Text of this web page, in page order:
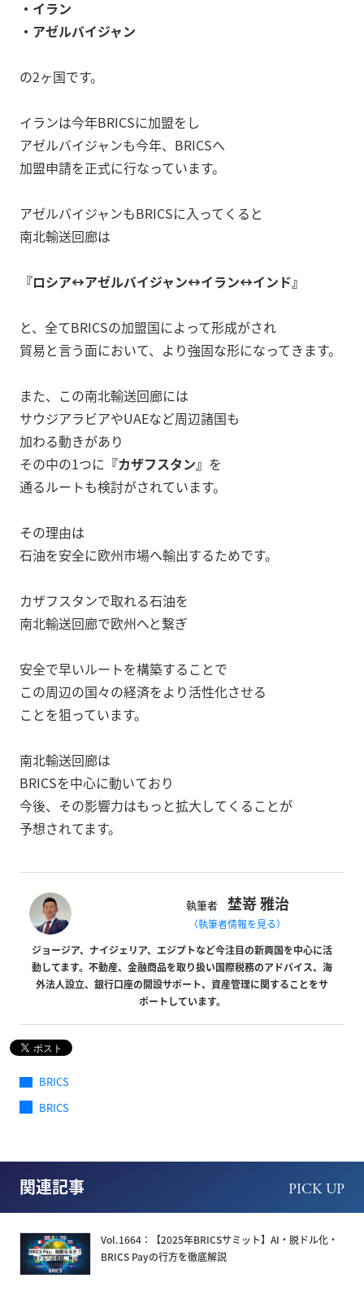
・イラン
・アゼルバイジャン
の2ヶ国です。
イランは今年BRICSに加盟をし
アゼルバイジャンも今年、BRICSへ
加盟申請を正式に行なっています。
アゼルバイジャンもBRICSに入ってくると
南北輸送回廊は
『ロシア↔︎アゼルバイジャン↔︎イラン↔︎インド』
と、全てBRICSの加盟国によって形成がされ
貿易と言う面において、より強固な形になってきます。
また、この南北輸送回廊には
サウジアラビアやUAEなど周辺諸国も
加わる動きがあり
その中の1つに 『カザフスタン』 を
通るルートも検討がされています。
その理由は
石油を安全に欧州市場へ輸出するためです。
カザフスタンで取れる石油を
南北輸送回廊で欧州へと繋ぎ
安全で早いルートを構築することで
この周辺の国々の経済をより活性化させる
ことを狙っています。
南北輸送回廊は
BRICSを中心に動いており
今後、その影響力はもっと拡大してくることが
予想されてます。
執筆者 埜嵜 雅治
（執筆者情報を見る）
ジョージア、ナイジェリア、エジプトなど今注目の新興国を中心に活
動してます。不動産、金融商品を取り扱い国際税務のアドバイス、海
外法人設立、銀行口座の開設サポート、資産管理に関することをサ
ポートしています。
BRICS
BRICS
関連記事 PICK UP
Vol.1664：【2025年BRICSサミット】AI・脱ドル化・
BRICS Payの行方を徹底解説